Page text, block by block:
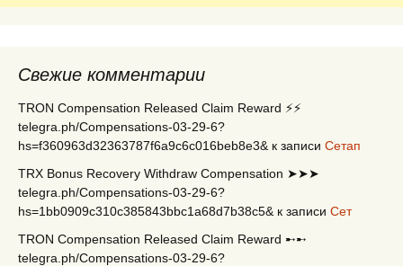
Свежие комментарии
TRON Compensation Released Claim Reward ⚡⚡
telegra.ph/Compensations-03-29-6?
hs=f360963d32363787f6a9c6c016beb8e3& к записи Сетап
TRX Bonus Recovery Withdraw Compensation ➤➤➤
telegra.ph/Compensations-03-29-6?
hs=1bb0909c310c385843bbc1a68d7b38c5& к записи Сет
TRON Compensation Released Claim Reward ➸➸
telegra.ph/Compensations-03-29-6?